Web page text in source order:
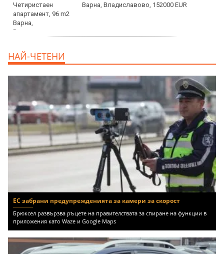
Варна, Владиславово, 152000 EUR
НАЙ-ЧЕТЕНИ
ЕС забрани предупрежденията за камери за скорост
Брюксел развързва ръцете на правителствата за спиране на функции в
приложения като Waze и Google Maps